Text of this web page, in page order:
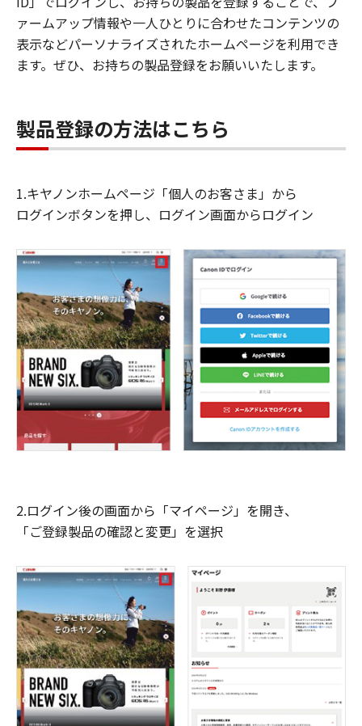
ァームアップ情報や一人ひとりに合わせたコンテンツの
表示などパーソナライズされたホームページを利用でき
ます。ぜひ、お持ちの製品登録をお願いいたします。
製品登録の方法はこちら
1.キヤノンホームページ「個人のお客さま」から
ログインボタンを押し、ログイン画面からログイン
2.ログイン後の画面から「マイページ」を開き、
「ご登録製品の確認と変更」を選択